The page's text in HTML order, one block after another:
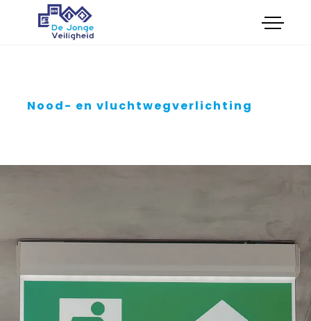
menu
Opleidingen
Advies
Boek cursus
Plan intakegesprek
Nood- en vluchtwegverlichting